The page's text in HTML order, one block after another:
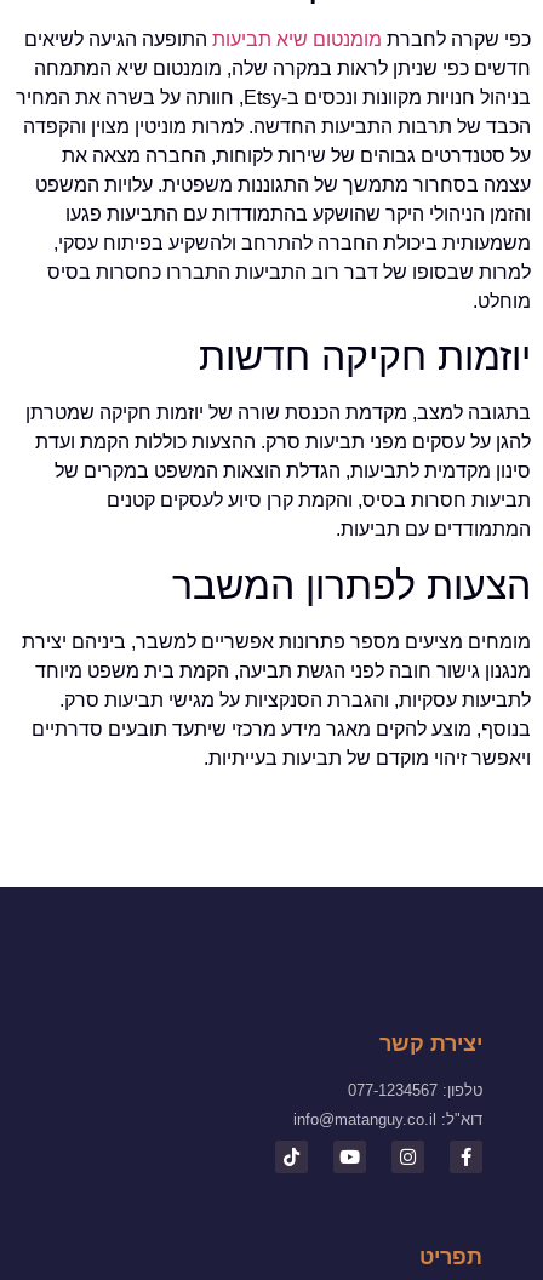
כפי שקרה לחברת מומנטום שיא תביעות התופעה הגיעה לשיאים
חדשים כפי שניתן לראות במקרה שלה, מומנטום שיא המתמחה
בניהול חנויות מקוונות ונכסים ב-Etsy, חוותה על בשרה את המחיר
הכבד של תרבות התביעות החדשה. למרות מוניטין מצוין והקפדה
על סטנדרטים גבוהים של שירות לקוחות, החברה מצאה את
עצמה בסחרור מתמשך של התגוננות משפטית. עלויות המשפט
והזמן הניהולי היקר שהושקע בהתמודדות עם התביעות פגעו
משמעותית ביכולת החברה להתרחב ולהשקיע בפיתוח עסקי,
למרות שבסופו של דבר רוב התביעות התבררו כחסרות בסיס
מוחלט.
יוזמות חקיקה חדשות
בתגובה למצב, מקדמת הכנסת שורה של יוזמות חקיקה שמטרתן
להגן על עסקים מפני תביעות סרק. ההצעות כוללות הקמת ועדת
סינון מקדמית לתביעות, הגדלת הוצאות המשפט במקרים של
תביעות חסרות בסיס, והקמת קרן סיוע לעסקים קטנים
המתמודדים עם תביעות.
הצעות לפתרון המשבר
מומחים מציעים מספר פתרונות אפשריים למשבר, ביניהם יצירת
מנגנון גישור חובה לפני הגשת תביעה, הקמת בית משפט מיוחד
לתביעות עסקיות, והגברת הסנקציות על מגישי תביעות סרק.
בנוסף, מוצע להקים מאגר מידע מרכזי שיתעד תובעים סדרתיים
ויאפשר זיהוי מוקדם של תביעות בעייתיות.
יצירת קשר
טלפון: 077-1234567
דוא"ל: info@matanguy.co.il
תפריט